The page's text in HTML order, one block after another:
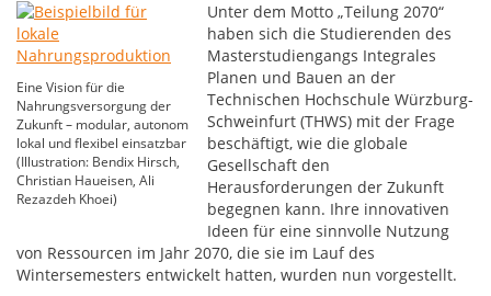
Eine Vision für die
Nahrungsversorgung der
Zukunft – modular, autonom
lokal und flexibel einsatzbar
(Illustration: Bendix Hirsch,
Christian Haueisen, Ali
Rezazdeh Khoei)
Unter dem Motto „Teilung 2070“
haben sich die Studierenden des
Masterstudiengangs Integrales
Planen und Bauen an der
Technischen Hochschule Würzburg-
Schweinfurt (THWS) mit der Frage
beschäftigt, wie die globale
Gesellschaft den
Herausforderungen der Zukunft
begegnen kann. Ihre innovativen
Ideen für eine sinnvolle Nutzung
von Ressourcen im Jahr 2070, die sie im Lauf des
Wintersemesters entwickelt hatten, wurden nun vorgestellt.